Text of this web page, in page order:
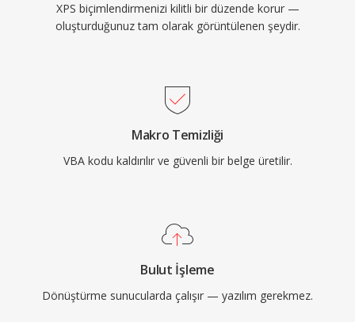
XPS biçimlendirmenizi kilitli bir düzende korur —
oluşturduğunuz tam olarak görüntülenen şeydir.
Makro Temizliği
VBA kodu kaldırılır ve güvenli bir belge üretilir.
Bulut İşleme
Dönüştürme sunucularda çalışır — yazılım gerekmez.